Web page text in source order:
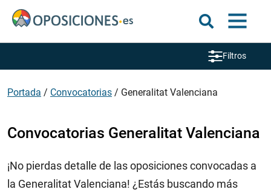
Filtros
Portada / Convocatorias / Generalitat Valenciana
Convocatorias Generalitat Valenciana
¡No pierdas detalle de las oposiciones convocadas a
la Generalitat Valenciana! ¿Estás buscando más